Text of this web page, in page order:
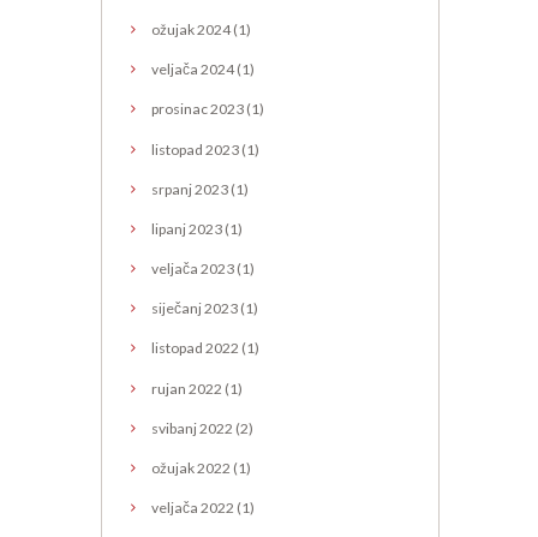
ožujak2024(1)
veljača 2024(1)
prosinac2023(1)
listopad 2023(1)
srpanj2023(1)
lipanj2023(1)
veljača 2023(1)
siječanj2023(1)
listopad 2022 (1)
rujan 2022 (1)
svibanj2022 (2)
ožujak2022 (1)
veljača 2022 (1)